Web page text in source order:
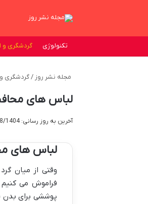
تکنولوژی گردشگری و
مجله نشر روز / گردشگری و
لباس های
آخرین به روز رسانی: 22/08/1404
لباس های
وقتی از میان
فراموش می کنیم
پوششی برای بدن